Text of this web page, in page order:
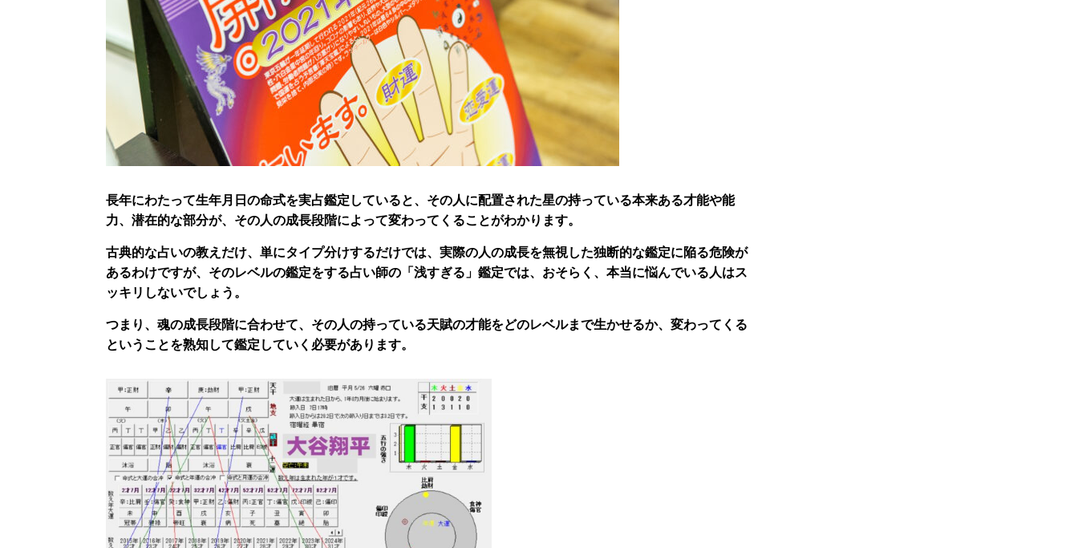
長年にわたって生年月日の命式を実占鑑定していると、その人に配置された星の持っている本来ある才能や能
力、潜在的な部分が、その人の成長段階によって変わってくることがわかります。
古典的な占いの教えだけ、単にタイプ分けするだけでは、実際の人の成長を無視した独断的な鑑定に陥る危険が
あるわけですが、そのレベルの鑑定をする占い師の「浅すぎる」鑑定では、おそらく、本当に悩んでいる人はス
ッキリしないでしょう。
つまり、魂の成長段階に合わせて、その人の持っている天賦の才能をどのレベルまで生かせるか、変わってくる
ということを熟知して鑑定していく必要があります。